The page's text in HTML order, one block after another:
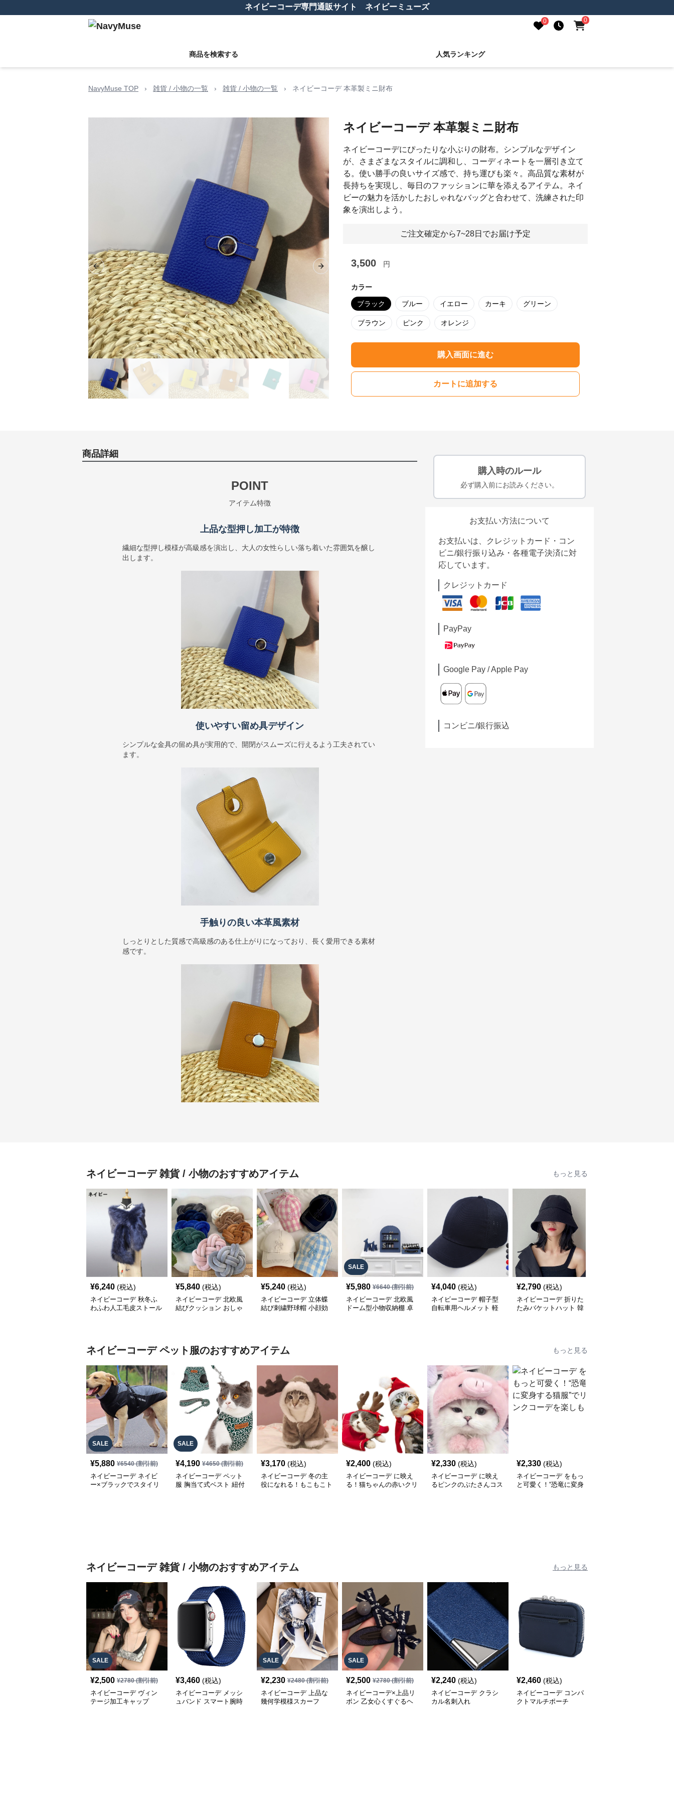
ネイビーコーデ専門通販サイト ネイビーミューズ
0 0
商品を検索する 人気ランキング
NavyMuse TOP › 雑貨 / 小物の一覧 › 雑貨 / 小物の一覧 › ネイビーコーデ 本革製ミニ財布
Previous slide Next slide
ネイビーコーデ 本革製ミニ財布
ネイビーコーデにぴったりな小ぶりの財布。シンプルなデザイン
が、さまざまなスタイルに調和し、コーディネートを一層引き立て
る。使い勝手の良いサイズ感で、持ち運びも楽々。高品質な素材が
長持ちを実現し、毎日のファッションに華を添えるアイテム。ネイ
ビーの魅力を活かしたおしゃれなバッグと合わせて、洗練された印
象を演出しよう。
ご注文確定から7~28日でお届け予定
3,500 円
カラー
ブラック ブルー イエロー カーキ グリーン
ブラウン ピンク オレンジ
購入画面に進む
カートに追加する
商品詳細
POINT
アイテム特徴
上品な型押し加工が特徴
繊細な型押し模様が高級感を演出し、大人の女性らしい落ち着いた雰囲気を醸し
出します。
使いやすい留め具デザイン
シンプルな金具の留め具が実用的で、開閉がスムーズに行えるよう工夫されてい
ます。
手触りの良い本革風素材
しっとりとした質感で高級感のある仕上がりになっており、長く愛用できる素材
感です。
購入時のルール
必ず購入前にお読みください。
お支払い方法について
お支払いは、クレジットカード・コン
ビニ/銀行振り込み・各種電子決済に対
応しています。
クレジットカード
PayPay
Google Pay / Apple Pay
コンビニ/銀行振込
ネイビーコーデ 雑貨 / 小物のおすすめアイテム もっと見る
¥6,240 (税込)
ネイビーコーデ 秋冬ふ
わふわ人工毛皮ストール
¥5,840 (税込)
ネイビーコーデ 北欧風
結びクッション おしゃ
¥5,240 (税込)
ネイビーコーデ 立体蝶
結び刺繍野球帽 小顔効
SALE
¥5,980 ¥6640(割引前)
ネイビーコーデ 北欧風
ドーム型小物収納棚 卓
¥4,040 (税込)
ネイビーコーデ 帽子型
自転車用ヘルメット 軽
¥2,790 (税込)
ネイビーコーデ 折りた
たみバケットハット 韓
ネイビーコーデ ペット服のおすすめアイテム もっと見る
SALE
¥5,880 ¥6540(割引前)
ネイビーコーデ ネイビ
ー×ブラックでスタイリ
SALE
¥4,190 ¥4650(割引前)
ネイビーコーデ ペット
服 胸当て式ベスト 紐付
¥3,170 (税込)
ネイビーコーデ 冬の主
役になれる！もこもこト
¥2,400 (税込)
ネイビーコーデ に映え
る！猫ちゃんの赤いクリ
¥2,330 (税込)
ネイビーコーデ に映え
るピンクのぶたさんコス
¥2,330 (税込)
ネイビーコーデ をもっ
と可愛く！“恐竜に変身
ネイビーコーデ 雑貨 / 小物のおすすめアイテム もっと見る
SALE
¥2,500 ¥2780(割引前)
ネイビーコーデ ヴィン
テージ加工キャップ
¥3,460 (税込)
ネイビーコーデ メッシ
ュバンド スマート腕時
SALE
¥2,230 ¥2480(割引前)
ネイビーコーデ 上品な
幾何学模様スカーフ
SALE
¥2,500 ¥2780(割引前)
ネイビーコーデ×上品リ
ボン 乙女心くすぐるヘ
¥2,240 (税込)
ネイビーコーデ クラシ
カル名刺入れ
¥2,460 (税込)
ネイビーコーデ コンパ
クトマルチポーチ